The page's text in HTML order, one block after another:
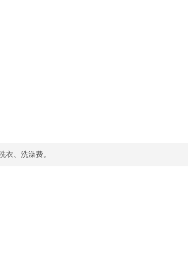
衣、洗澡费。